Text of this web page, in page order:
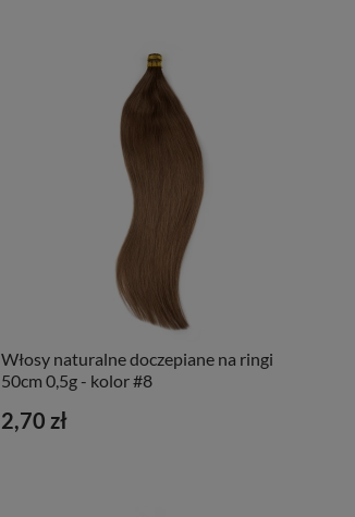
Włosy naturalne doczepiane na ringi
50cm 0,5g - kolor #8
2,70 zł